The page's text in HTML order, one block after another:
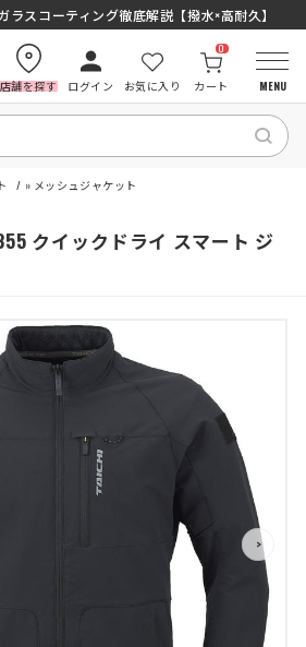
ラスコーティング徹底解説【撥水×高耐久】
店舗を探す ログイン お気に入り カート
0
MENU
古物営業法に基づく表示/保険勧誘
» メッシュジャケット
クイックドライ スマート ジ
>